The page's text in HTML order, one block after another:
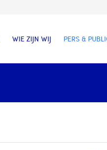
WIE ZIJN WIJ PERS &